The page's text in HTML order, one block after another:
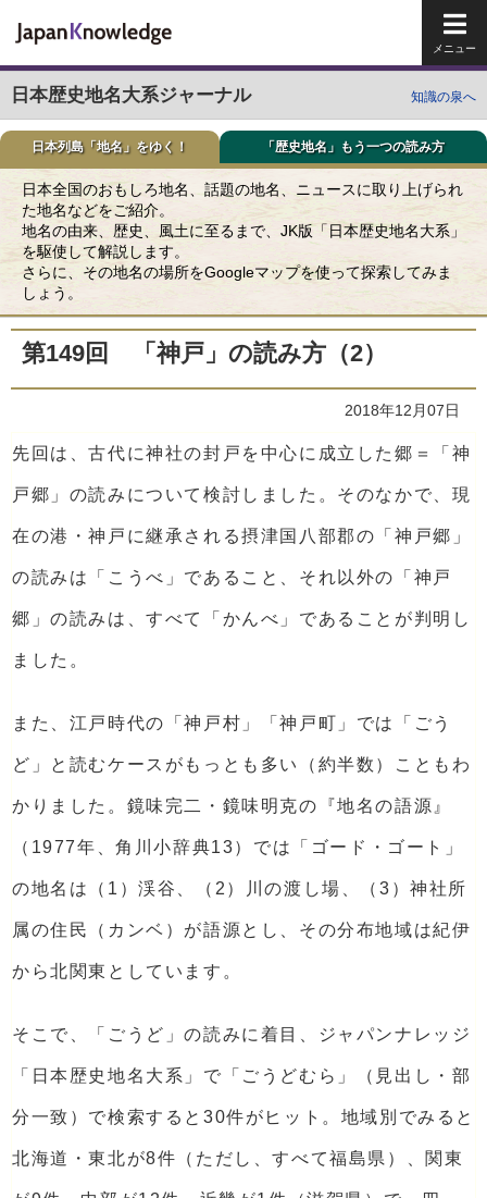
日本歴史地名大系ジャーナル 知識の泉へ
日本列島「地名」をゆく！ 「歴史地名」もう一つの読み方
日本全国のおもしろ地名、話題の地名、ニュースに取り上げられ
た地名などをご紹介。
地名の由来、歴史、風土に至るまで、JK版「日本歴史地名大系」
を駆使して解説します。
さらに、その地名の場所をGoogleマップを使って探索してみま
しょう。
第149回 「神戸」の読み方（2）
2018年12月07日
先回は、古代に神社の封戸を中心に成立した郷＝「神
戸郷」の読みについて検討しました。そのなかで、現
在の港・神戸に継承される摂津国八部郡の「神戸郷」
の読みは「こうべ」であること、それ以外の「神戸
郷」の読みは、すべて「かんべ」であることが判明し
ました。
また、江戸時代の「神戸村」「神戸町」では「ごう
ど」と読むケースがもっとも多い（約半数）こともわ
かりました。鏡味完二・鏡味明克の『地名の語源』
（1977年、角川小辞典13）では「ゴード・ゴート」
の地名は（1）渓谷、（2）川の渡し場、（3）神社所
属の住民（カンベ）が語源とし、その分布地域は紀伊
から北関東としています。
そこで、「ごうど」の読みに着目、ジャパンナレッジ
「日本歴史地名大系」で「ごうどむら」（見出し・部
分一致）で検索すると30件がヒット。地域別でみると
北海道・東北が8件（ただし、すべて福島県）、関東